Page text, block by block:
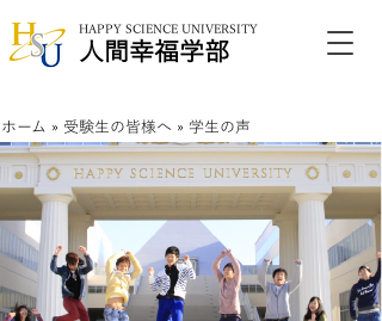
HAPPY SCIENCE UNIVERSITY
​人間幸福学部
ホーム » 受験生の皆様へ » 学生の声